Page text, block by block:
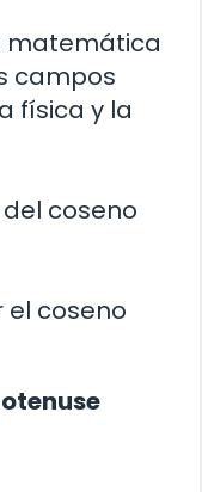
matemática
campos
física y la
coseno
coseno